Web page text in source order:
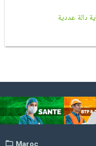
Maroc